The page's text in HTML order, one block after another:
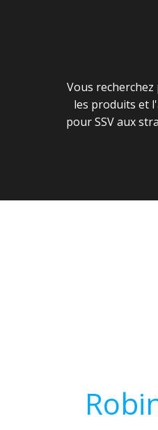
Vous recherchez
les produits et
pour SSV aux